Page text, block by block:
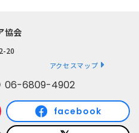
協会
20
アクセスマップ
06-6809-4902
facebook